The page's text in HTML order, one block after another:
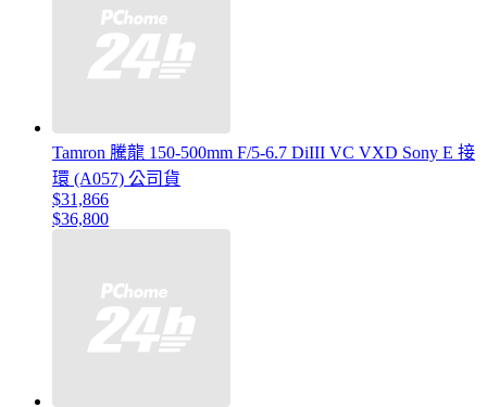
Tamron 騰龍 150-500mm F/5-6.7 DiIII VC VXD Sony E 接
環 (A057) 公司貨
$31,866
$36,800